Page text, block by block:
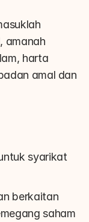
amanah
harta
amal dan
syarikat
berkaitan
saham